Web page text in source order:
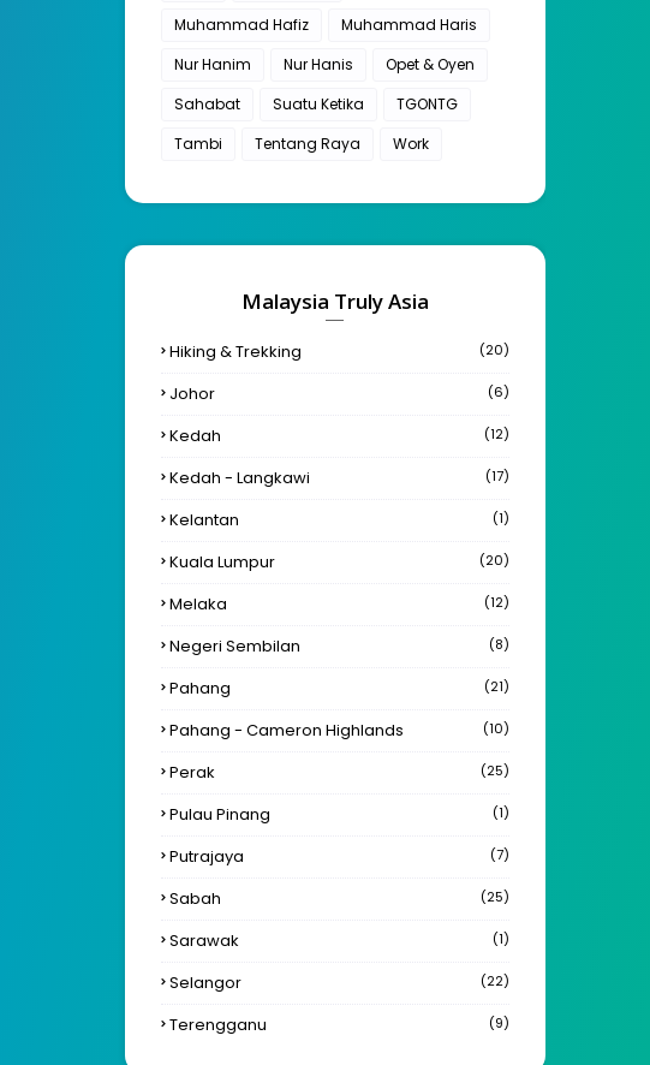
Muhammad Hafiz
Muhammad Haris
Nur Hanim
Nur Hanis
Opet & Oyen
Sahabat
Suatu Ketika
TGONTG
Tambi
Tentang Raya Work
Malaysia Truly Asia
Hiking & Trekking (20)
Johor (6)
Kedah (12)
Kedah - Langkawi (17)
Kelantan (1)
Kuala Lumpur (20)
Melaka (12)
Negeri Sembilan (8)
Pahang (21)
Pahang - Cameron Highlands (10)
Perak (25)
Pulau Pinang (1)
Putrajaya (7)
Sabah (25)
Sarawak (1)
Selangor (22)
Terengganu (9)